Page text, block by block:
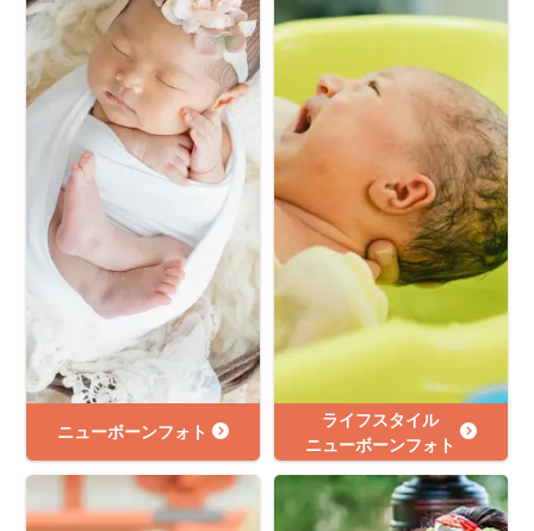
ニューボーンフォト
ライフスタイル
ニューボーンフォト